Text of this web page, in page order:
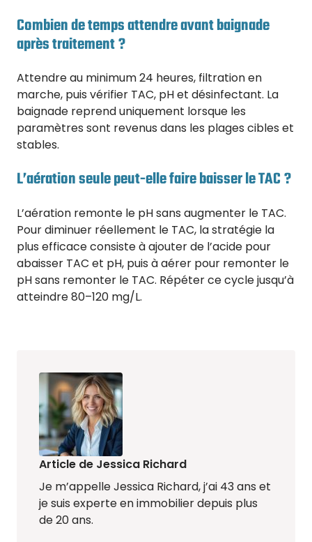
Combien de temps attendre avant baignade
après traitement ?
Attendre au minimum 24 heures, filtration en
marche, puis vérifier TAC, pH et désinfectant. La
baignade reprend uniquement lorsque les
paramètres sont revenus dans les plages cibles et
stables.
L’aération seule peut-elle faire baisser le TAC ?
L’aération remonte le pH sans augmenter le TAC.
Pour diminuer réellement le TAC, la stratégie la
plus efficace consiste à ajouter de l’acide pour
abaisser TAC et pH, puis à aérer pour remonter le
pH sans remonter le TAC. Répéter ce cycle jusqu’à
atteindre 80–120 mg/L.
Article de Jessica Richard
Je m’appelle Jessica Richard, j’ai 43 ans et
je suis experte en immobilier depuis plus
de 20 ans.